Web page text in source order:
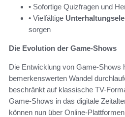
• Sofortige Quizfragen und
• Vielfältige
sorgen
Die Evolution der Game-Shows
Die Entwicklung von Game-Shows
bemerkenswerten Wandel
beschränkt auf klassische TV-
Game-Shows in das digitale
können nun über Online-